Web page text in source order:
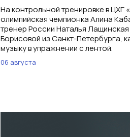
На контрольной тренировке в ЦХГ
олимпийская чемпионка Алина
тренер России Наталья
Борисовой из Санкт-Петербурга,
музыку в упражнении с лентой.
06 августа